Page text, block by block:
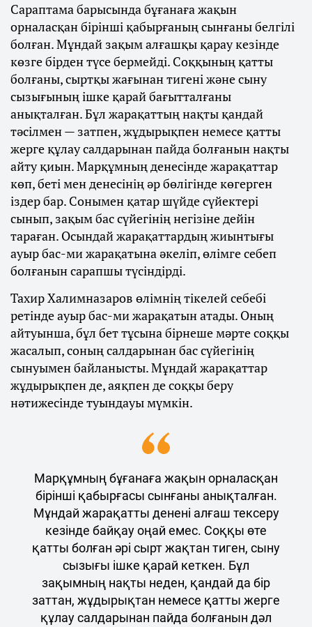
Сараптама барысында бұғанаға жақын
орналасқан бірінші қабырғаның сынғаны белгілі
болған. Мұндай зақым алғашқы қарау кезінде
көзге бірден түсе бермейді. Соққының қатты
болғаны, сыртқы жағынан тигені және сыну
сызығының ішке қарай бағытталғаны
анықталған. Бұл жарақаттың нақты қандай
тәсілмен — затпен, жұдырықпен немесе қатты
жерге құлау салдарынан пайда болғанын нақты
айту қиын. Марқұмның денесінде жарақаттар
көп, беті мен денесінің әр бөлігінде көгерген
іздер бар. Сонымен қатар шүйде сүйектері
сынып, зақым бас сүйегінің негізіне дейін
тараған. Осындай жарақаттардың жиынтығы
ауыр бас-ми жарақатына әкеліп, өлімге себеп
болғанын сарапшы түсіндірді.
Тахир Халимназаров өлімнің тікелей себебі
ретінде ауыр бас-ми жарақатын атады. Оның
айтуынша, бұл бет тұсына бірнеше мәрте соққы
жасалып, соның салдарынан бас сүйегінің
сынуымен байланысты. Мұндай жарақаттар
жұдырықпен де, аяқпен де соққы беру
нәтижесінде туындауы мүмкін.
Марқұмның бұғанаға жақын орналасқан
бірінші қабырғасы сынғаны анықталған.
Мұндай жарақатты денені алғаш тексеру
кезінде байқау оңай емес. Соққы өте
қатты болған әрі сырт жақтан тиген, сыну
сызығы ішке қарай кеткен. Бұл
зақымның нақты неден, қандай да бір
заттан, жұдырықтан немесе қатты жерге
құлау салдарынан пайда болғанын дәл